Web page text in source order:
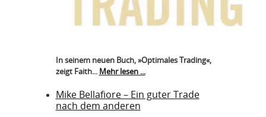
In seinem neuen Buch, »Optimales Trading«,
zeigt Faith... Mehr lesen ...
Mike Bellafiore – Ein guter Trade
nach dem anderen